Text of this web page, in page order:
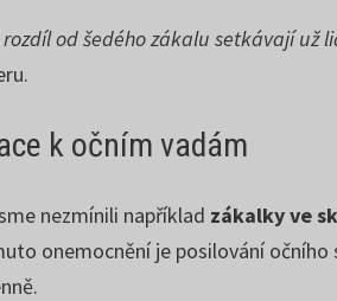
rozdíl od šedého zákalu setkávají už
k očním vadám
nezmínili například zákalky ve
onemocnění je posilování